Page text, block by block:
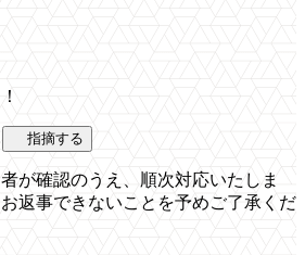
指摘する
が確認のうえ、順次対応いたしま
返事できないことを予めご了承くだ